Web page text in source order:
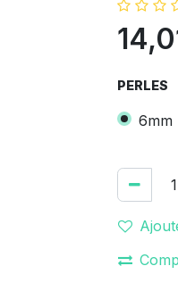
PERLES
6mm